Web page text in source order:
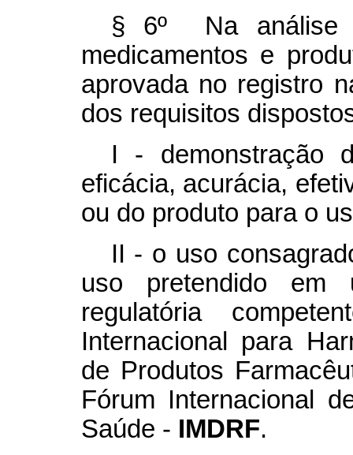
§ 6º Na análise
medicamentos e
aprovada no registro
dos requisitos
I - demonstração
eficácia, acurácia,
ou do produto para o
II - o uso
uso pretendido em
regulatória
Internacional para
de Produtos
Fórum Internacional
Saúde - IMDRF.